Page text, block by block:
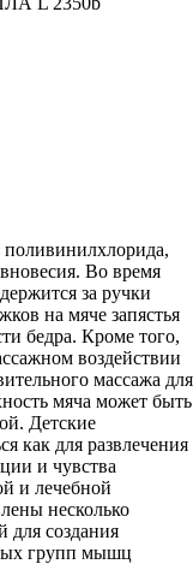
Во время
за ручки
на мяче запястья
бедра. Кроме того,
воздействии
массажа для
мяча может быть
Детские
как для развлечения
и чувства
и лечебной
несколько
для создания
групп мышц